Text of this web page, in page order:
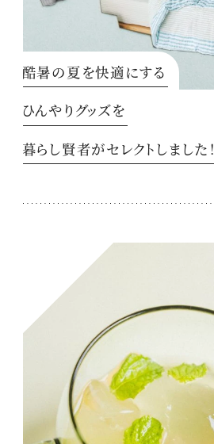
酷暑の夏を快適にする
ひんやりグッズを
暮らし賢者がセレクトしました！